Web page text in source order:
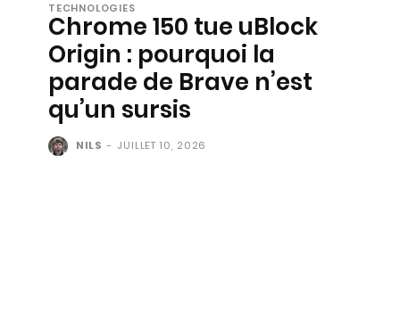
TECHNOLOGIES
Chrome 150 tue uBlock
Origin : pourquoi la
parade de Brave n’est
qu’un sursis
NILS - JUILLET 10, 2026